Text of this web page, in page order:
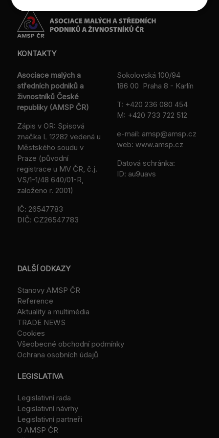
KONTAKTY
Asociace malých a
středních podniků a
živnostníků České
republiky (AMSP ČR)
Zápis v OR: Spisová
značka L 12282 vedená u
Městského soudu v
Praze (původní
registrace u MV ČR, č.j.
VS/1-1/48 640/01-R,
založeno r. 2001)
IČ: 26547783
DIČ: CZ26547783
Sokolovská 100/94
186 00 Praha 8 - Karlín
T: +420 236 080 454
M: +420 733 722 512
e-mail: amsp@amsp.cz
web: www.amsp.cz
Datová schránka:
ID: au9uavs
DALŠÍ ODKAZY
Stanovy AMSP ČR
Reference
Aktuality a multimédia
TRADE NEWS
Cookies
Všeobecné obchodní podmínky
Ochrana osobních údajů
LEGISLATIVA
Legislativní rada
Legislativní návrhy
Legislativní partneři
O AMSP ČR